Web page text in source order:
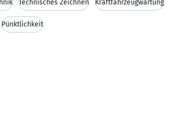
Technisches Zeichnen Kraftfahrzeugwartung
Pünktlichkeit